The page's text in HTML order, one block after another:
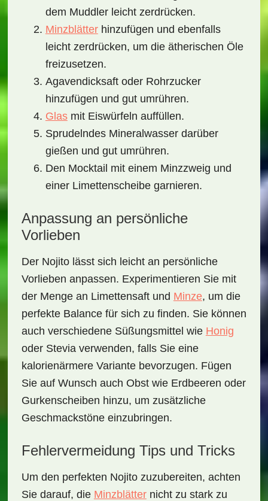
dem Muddler leicht zerdrücken.
Minzblätterhinzufügen und ebenfalls
leicht zerdrücken, um die ätherischen Öle
freizusetzen.
Agavendicksaft oder Rohrzucker
hinzufügen und gut umrühren.
Glasmit Eiswürfeln auffüllen.
Sprudelndes Mineralwasser darüber
gießen und gut umrühren.
Den Mocktail mit einem Minzzweig und
einer Limettenscheibe garnieren.
Anpassung an persönliche
Vorlieben
Der Nojito lässt sich leicht an persönliche
Vorlieben anpassen. Experimentieren Sie mit
der Menge an Limettensaftund Minze, um die
perfekte Balance für sich zu finden. Sie können
auch verschiedene Süßungsmittel wie Honig
oder Steviaverwenden, falls Sie eine
kalorienärmere Variante bevorzugen. Fügen
Sie auf Wunsch auch Obst wie Erdbeeren oder
Gurkenscheiben hinzu, um zusätzliche
Geschmackstöne einzubringen.
Fehlervermeidung Tips und Tricks
Um den perfekten Nojito zuzubereiten, achten
Sie darauf, die Minzblätternicht zu stark zu